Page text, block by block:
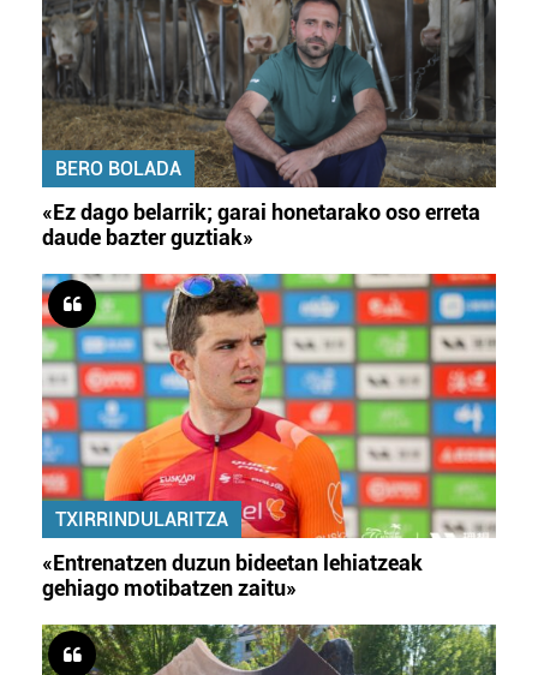
BERO BOLADA
«Ez dago belarrik; garai honetarako oso erreta
daude bazter guztiak»
TXIRRINDULARITZA
«Entrenatzen duzun bideetan lehiatzeak
gehiago motibatzen zaitu»